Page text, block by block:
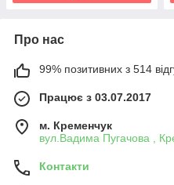
Про нас
99% позитивних з 514
Працює з 03.07.2017
м. Кременчук
вул.Вадима Пугачова ,
Контакти